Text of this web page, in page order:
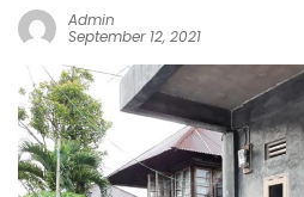
Admin
September 12, 2021